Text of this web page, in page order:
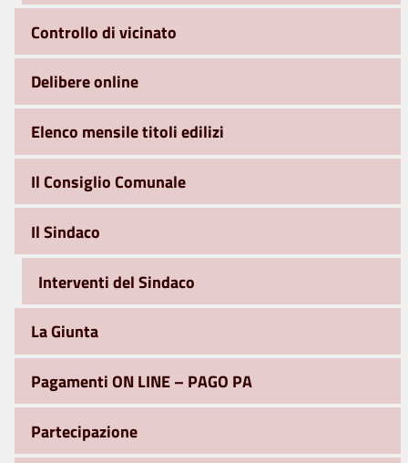
Controllo di vicinato
Delibere online
Elenco mensile titoli edilizi
Il Consiglio Comunale
Il Sindaco
Interventi del Sindaco
La Giunta
Pagamenti ON LINE – PAGO PA
Partecipazione